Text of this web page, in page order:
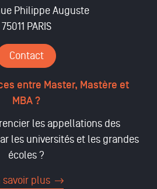
Philippe Auguste
75011 PARIS
Contact
entre Master, Mastère et
MBA ?
les appellations des
les universités et les grandes
écoles ?
savoir plus